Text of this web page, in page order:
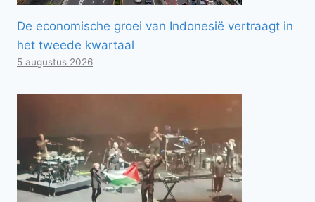
De economische groei van Indonesië vertraagt ​​in
het tweede kwartaal
5 augustus 2026